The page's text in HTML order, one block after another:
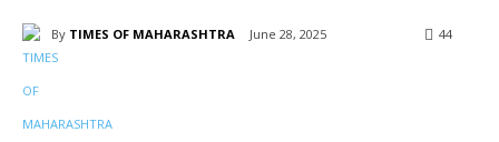
By TIMES OF MAHARASHTRA June 28, 2025 44